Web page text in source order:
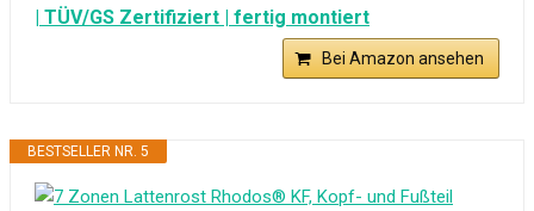
| TÜV/GS Zertifiziert | fertig montiert
Bei Amazon ansehen
BESTSELLER NR. 5